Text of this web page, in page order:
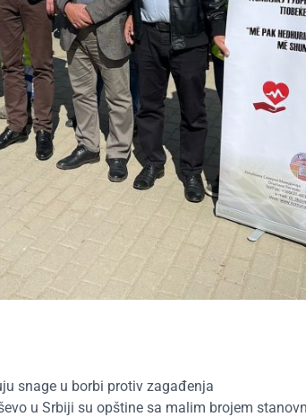
snage u borbi protiv zagađenja
u Srbiji su opštine sa malim brojem